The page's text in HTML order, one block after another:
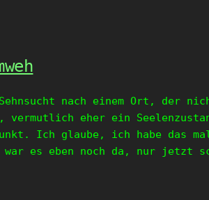
nach einem Ort, der
vermutlich eher ein
Ich glaube, ich habe das
war es eben noch da, nur jetzt